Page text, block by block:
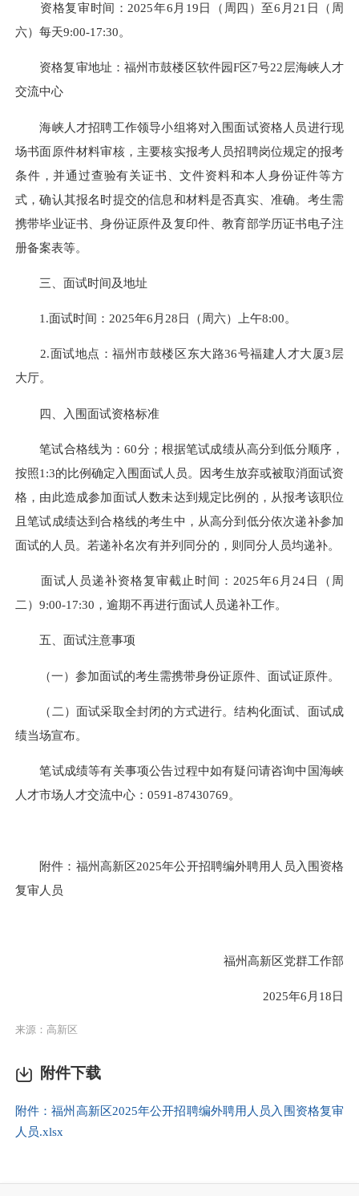
资格复审时间：2025年6月19日（周四）至6月21日（周
六）每天9:00-17:30。
资格复审地址：福州市鼓楼区软件园F区7号22层海峡人才
交流中心
海峡人才招聘工作领导小组将对入围面试资格人员进行现
场书面原件材料审核，主要核实报考人员招聘岗位规定的报考
条件，并通过查验有关证书、文件资料和本人身份证件等方
式，确认其报名时提交的信息和材料是否真实、准确。考生需
携带毕业证书、身份证原件及复印件、教育部学历证书电子注
册备案表等。
三、面试时间及地址
1.面试时间：2025年6月28日（周六）上午8:00。
2.面试地点：福州市鼓楼区东大路36号福建人才大厦3层
大厅。
四、入围面试资格标准
笔试合格线为：60分；根据笔试成绩从高分到低分顺序，
按照1:3的比例确定入围面试人员。因考生放弃或被取消面试资
格，由此造成参加面试人数未达到规定比例的，从报考该职位
且笔试成绩达到合格线的考生中，从高分到低分依次递补参加
面试的人员。若递补名次有并列同分的，则同分人员均递补。
面试人员递补资格复审截止时间：2025年6月24日（周
二）9:00-17:30，逾期不再进行面试人员递补工作。
五、面试注意事项
（一）参加面试的考生需携带身份证原件、面试证原件。
（二）面试采取全封闭的方式进行。结构化面试、面试成
绩当场宣布。
笔试成绩等有关事项公告过程中如有疑问请咨询中国海峡
人才市场人才交流中心：0591-87430769。
附件：福州高新区2025年公开招聘编外聘用人员入围资格
复审人员
福州高新区党群工作部
2025年6月18日
来源：高新区
附件下载
附件：福州高新区2025年公开招聘编外聘用人员入围资格复审
人员.xlsx